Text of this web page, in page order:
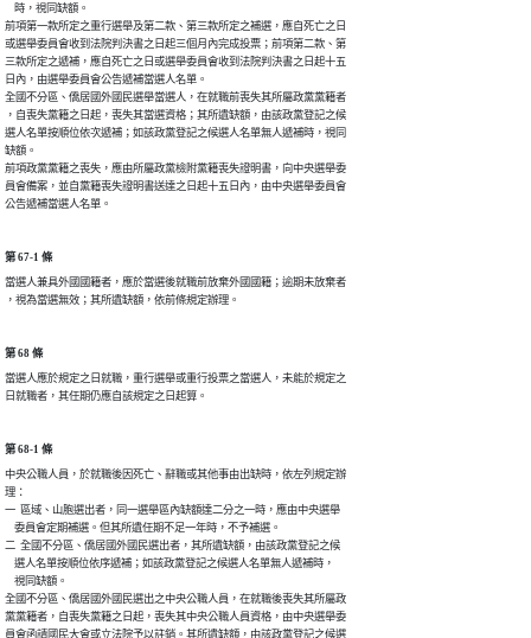
    時，視同缺額。
前項第一款所定之重行選舉及第二款、第三款所定之補選，應自死亡之日
或選舉委員會收到法院判決書之日起三個月內完成投票；前項第二款、第
三款所定之遞補，應自死亡之日或選舉委員會收到法院判決書之日起十五
日內，由選舉委員會公告遞補當選人名單。
全國不分區、僑居國外國民選舉當選人，在就職前喪失其所屬政黨黨籍者
，自喪失黨籍之日起，喪失其當選資格；其所遺缺額，由該政黨登記之候
選人名單按順位依次遞補；如該政黨登記之候選人名單無人遞補時，視同
缺額。
前項政黨黨籍之喪失，應由所屬政黨檢附黨籍喪失證明書，向中央選舉委
員會備案，並自黨籍喪失證明書送達之日起十五日內，由中央選舉委員會
公告遞補當選人名單。
第 67-1 條
當選人兼具外國國籍者，應於當選後就職前放棄外國國籍；逾期未放棄者
，視為當選無效；其所遺缺額，依前條規定辦理。
第 68 條
當選人應於規定之日就職，重行選舉或重行投票之當選人，未能於規定之
日就職者，其任期仍應自該規定之日起算。
第 68-1 條
中央公職人員，於就職後因死亡、辭職或其他事由出缺時，依左列規定辦
理：
一  區域、山胞選出者，同一選舉區內缺額達二分之一時，應由中央選舉
    委員會定期補選。但其所遺任期不足一年時，不予補選。
二  全國不分區、僑居國外國民選出者，其所遺缺額，由該政黨登記之候
    選人名單按順位依序遞補；如該政黨登記之候選人名單無人遞補時，
    視同缺額。
全國不分區、僑居國外國民選出之中央公職人員，在就職後喪失其所屬政
黨黨籍者，自喪失黨籍之日起，喪失其中央公職人員資格，由中央選舉委
員會函請國民大會或立法院予以註銷。其所遺缺額，由該政黨登記之候選